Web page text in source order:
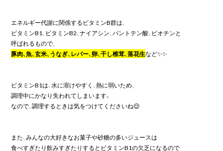
エネルギー代謝に関係するビタミンB群は、
ビタミンB1、ビタミンB2、ナイアシン、パントテン酸、ビオチンと
豚肉、魚、玄米、うなぎ、レバー、卵、干し椎茸、落花生など✨✨
ビタミンB1は、水に溶けやすく、熱に弱いため、
調理中にかなり失われてしまいます。
なので、調理するときは気をつけてくださいね😌
また、みんなの大好きなお菓子や砂糖の多いジュースは
食べすぎたり飲みすぎたりするとビタミンB1の欠乏になるので